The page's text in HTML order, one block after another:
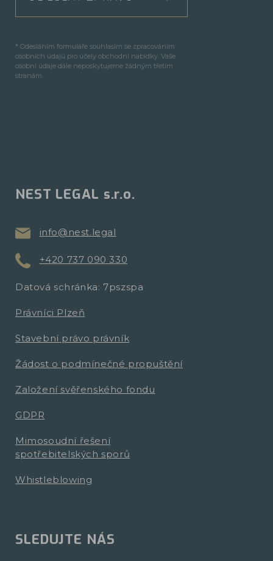
* Odesláním formuláře souhlasím se zpracováním
osobních údajů pro účely obchodní nabídky. Vaše
osobní údaje dále neposkytujeme žádným třetím
stranám.
NEST LEGAL s.r.o.
info@nest.legal
+420 737 090 330
Datová schránka: 7pszspa
Právníci Plzeň
Stavební právo právník
Žádost o podmínečné propuštění
Založení svěřenského fondu
GDPR
Mimosoudní řešení
spotřebitelských sporů
Whistleblowing
SLEDUJTE NÁS